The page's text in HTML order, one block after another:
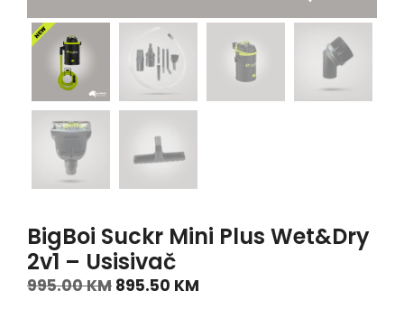
BigBoi Suckr Mini Plus Wet&Dry
2v1 – Usisivač
995.00KM 895.50 KM